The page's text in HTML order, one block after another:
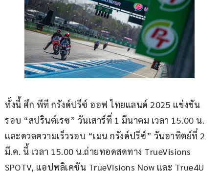
ทั้งนี้ ศึก พีที กรังด์ปรีซ์ ออฟ ไทยแลนด์ 2025 แข่งขัน
รอบ “สปรินต์เรซ” วันเสาร์ที่ 1 มีนาคม เวลา 15.00 น.
และดวลความเร็วรอบ “เมน กรังด์ปรีซ์” วันอาทิตย์ที่ 2
มี.ค. นี้ เวลา 15.00 น.ถ่ายทอดสดทาง TrueVisions
SPOTV, แอปพลิเคชัน TrueVisions Now และ True4U